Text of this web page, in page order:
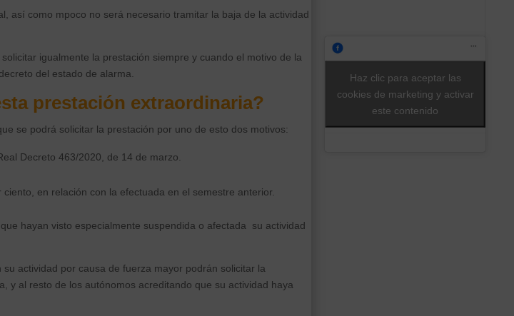
así como mpoco no será necesario tramitar la baja de la actividad
igualmente la prestación siempre y cuando el motivo de la
del estado de alarma.
prestación extraordinaria?
se podrá solicitar la prestación por uno de esto dos motivos:
Decreto 463/2020, de 14 de marzo.
en relación con la efectuada en el semestre anterior.
hayan visto especialmente suspendida o afectada su actividad
actividad por causa de fuerza mayor podrán solicitar la
y al resto de los autónomos acreditando que su actividad haya
Haz clic para aceptar las
cookies de marketing y activar
este contenido